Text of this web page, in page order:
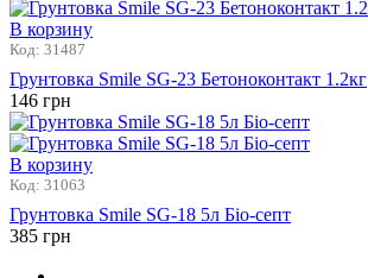
Грунтовка Smile SG-23 Бетоноконтакт 4.2кг
400 грн
В корзину
Код: 31487
Грунтовка Smile SG-23 Бетоноконтакт 1.2кг
146 грн
В корзину